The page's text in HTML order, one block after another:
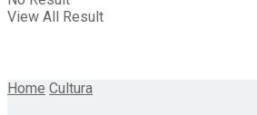
View All Result
Home Cultura